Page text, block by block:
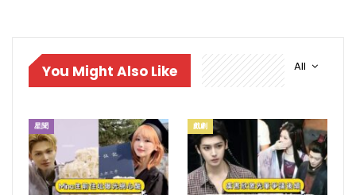
All
You Might Also Like
星聞 戲劇